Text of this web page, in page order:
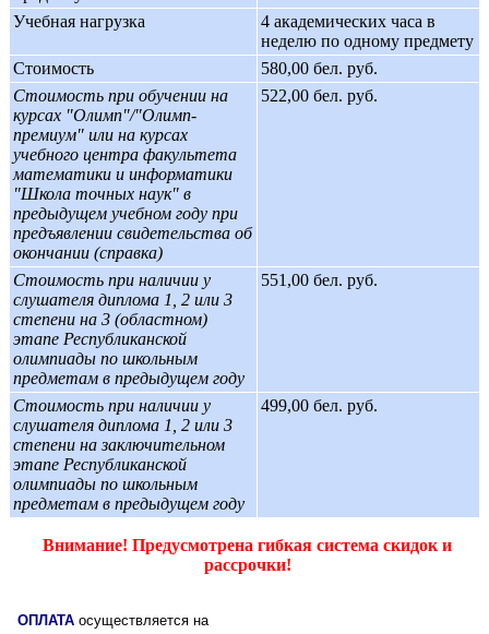
Учебная нагрузка
4 академических часа в
неделю по одному предмету
Стоимость
580,00 бел. руб.
Стоимость при обучении на
курсах "Олимп"/"Олимп-
премиум" или на курсах
учебного центра факультета
математики и информатики
"Школа точных наук" в
предыдущем учебном году при
предъявлении свидетельства об
окончании (справка)
522,00 бел. руб.
Стоимость при наличии у
слушателя диплома 1, 2 или 3
степени на 3 (областном)
этапе Республиканской
олимпиады по школьным
предметам в предыдущем году
551,00 бел. руб.
Стоимость при наличии у
слушателя диплома 1, 2 или 3
степени на заключительном
этапе Республиканской
олимпиады по школьным
предметам в предыдущем году
499,00 бел. руб.
Внимание! Предусмотрена гибкая система скидок и
рассрочки!
ОПЛАТА осуществляется на